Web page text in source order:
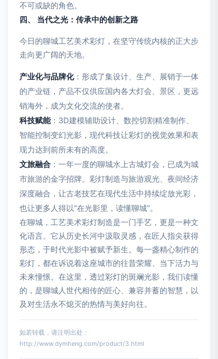
不可或缺的角色。
四、 当代之光：传承中的创新之路
今日的聊城工艺美术彩灯，在坚守传统内核的正大步
走向更广阔的天地。
产业化与品牌化：形成了集设计、生产、展销于一体
的产业链，产品不仅供应国内各大灯会、景区，更远
销海外，成为文化交流的使者。
科技赋能：3D建模辅助设计、数控切割精准制作、
智能控制变幻光影，现代科技让彩灯的视觉效果和表
现力达到前所未有的高度。
文旅融合 ：一年一度的聊城水上古城灯会，已成为城
市旅游的金字招牌。彩灯制造与旅游观光、夜间经济
深度融合，让古老技艺在现代生活中持续绽放光彩，
也让更多人得以“在光影里，读懂聊城”。
在聊城，工艺美术彩灯制造是一门手艺，更是一种文
化语言。它从历史长河中汲取灵感，在匠人指尖获得
形态，于时代光影中被赋予新生。每一盏精心制作的
彩灯，都在诉说着这座城市的往昔荣耀、当下活力与
未来憧憬。在这里，透过彩灯的斑斓光影，我们读懂
的，是聊城人世代相传的匠心、兼容并蓄的智慧，以
及对生活永不熄灭的热情与美好向往。
如若转载，请注明出处：
http://www.dymheng.com/product/3.html